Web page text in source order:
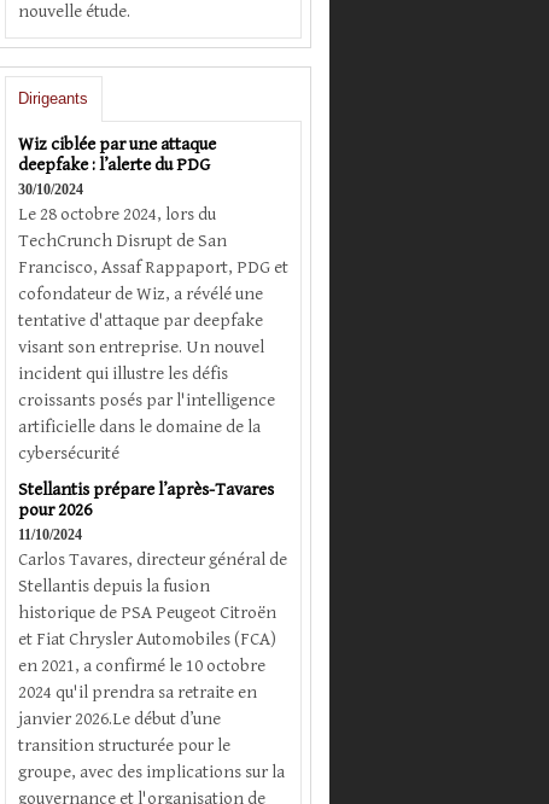
nouvelle étude.
Dirigeants
Wiz ciblée par une attaque
deepfake : l’alerte du PDG
30/10/2024
Le 28 octobre 2024, lors du
TechCrunch Disrupt de San
Francisco, Assaf Rappaport, PDG et
cofondateur de Wiz, a révélé une
tentative d'attaque par deepfake
visant son entreprise. Un nouvel
incident qui illustre les défis
croissants posés par l'intelligence
artificielle dans le domaine de la
cybersécurité
Stellantis prépare l’après-Tavares
pour 2026
11/10/2024
Carlos Tavares, directeur général de
Stellantis depuis la fusion
historique de PSA Peugeot Citroën
et Fiat Chrysler Automobiles (FCA)
en 2021, a confirmé le 10 octobre
2024 qu'il prendra sa retraite en
janvier 2026.Le début d’une
transition structurée pour le
groupe, avec des implications sur la
gouvernance et l'organisation de